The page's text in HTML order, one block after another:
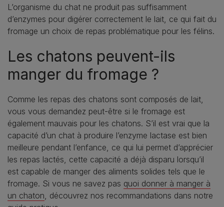
L’organisme du chat ne produit pas suffisamment
d’enzymes pour digérer correctement le lait, ce qui fait du
fromage un choix de repas problématique pour les félins.
Les chatons peuvent-ils
manger du fromage ?
Comme les repas des chatons sont composés de lait,
vous vous demandez peut-être si le fromage est
également mauvais pour les chatons. S’il est vrai que la
capacité d’un chat à produire l’enzyme lactase est bien
meilleure pendant l’enfance, ce qui lui permet d’apprécier
les repas lactés, cette capacité a déjà disparu lorsqu’il
est capable de manger des aliments solides tels que le
fromage. Si vous ne savez pas quoi donner à manger à
un chaton , découvrez nos recommandations dans notre